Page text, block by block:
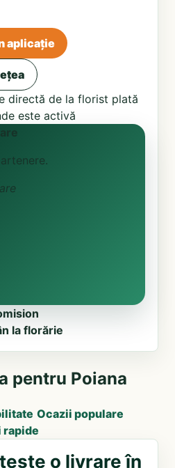
aplicație
directă de la florist plată
este activă
la florărie
pentru Poiana
Ocazii populare
rapide
o livrare în